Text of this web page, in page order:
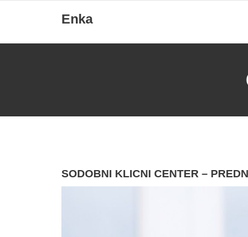
content
Enka
SODOBNI KLICNI CENTER –